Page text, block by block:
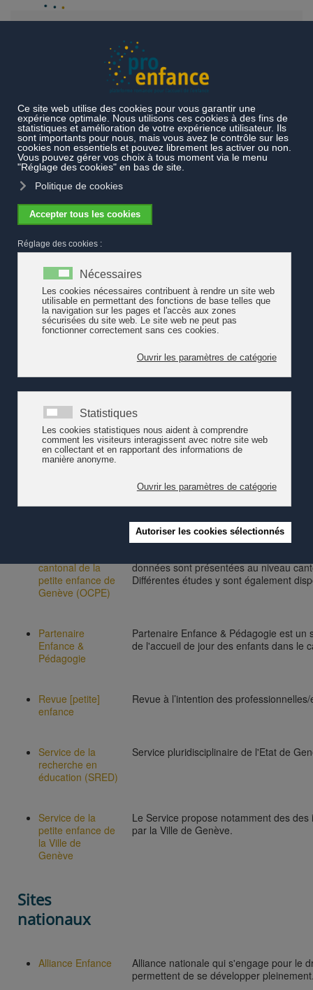
Liens
Une sélection de sites Internet suisses romands, nationaux
l'enfance.
Sites suisses
romands ou
cantonaux
Accueil pour
Le site de l'APEMS propose des
charte d'accueil de l'enfant.
qualité des prestations dans le
l'enfance.
Centre de
cantonal de la
petite enfance de
Genève (OCPE)
données sont présentées au niveau
Différentes études y sont également
Partenaire
Enfance &
Pédagogie
Partenaire Enfance & Pédagogie est
de l'accueil de jour des enfants dans le
Revue [petite]
enfance
Revue à l’intention des professionnelles/
Service de la
recherche en
éducation (SRED)
Service pluridisciplinaire de l'Etat de
Service de la
petite enfance de
la Ville de
Genève
Le Service propose notamment des
par la Ville de Genève.
Sites
nationaux
Alliance Enfance
Alliance nationale qui s'engage pour le
permettent de se développer